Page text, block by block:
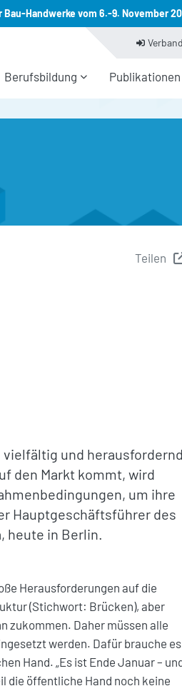
Handwerke vom 6.-9. November
Berufsbildung Publikationen
Teilen
vielfältig und herausfordernd
den Markt kommt, wird
um ihre
Hauptgeschäftsführer des
heute in Berlin.
Herausforderungen auf die
(Stichwort: Brücken), aber
zukommen. Daher müssen alle
werden. Dafür brauche es
Hand. „Es ist Ende Januar –
die öffentliche Hand noch keine